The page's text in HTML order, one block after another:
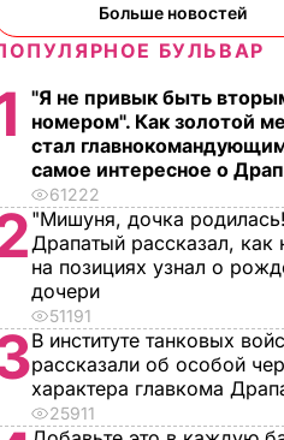
Больше новостей
БУЛЬВАР
"Я не привык быть
номером". Как золотой
стал
самое интересное о
61222
"Мишуня, дочка
Драпатый рассказал, как
на позициях узнал о
дочери
51191
В институте танковых
рассказали об особой
характера главкома
25911